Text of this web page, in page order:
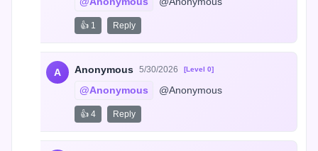
👍 1 Reply
A Anonymous 5/30/2026 [Level 0]
@Anonymous @Anonymous
👍 4 Reply